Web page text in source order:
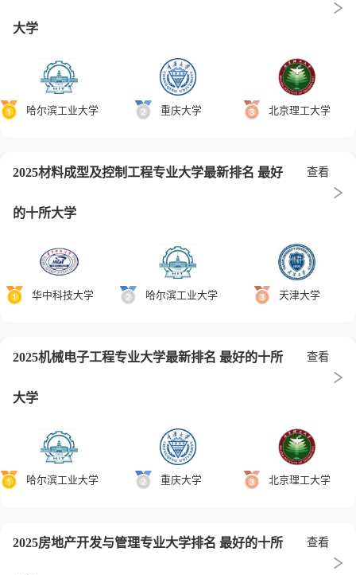
大学
哈尔滨工业大学 重庆大学 北京理工大学
2025材料成型及控制工程专业大学最新排名 最好
的十所大学
查看
华中科技大学 哈尔滨工业大学 天津大学
2025机械电子工程专业大学最新排名 最好的十所
大学
查看
哈尔滨工业大学 重庆大学 北京理工大学
2025房地产开发与管理专业大学排名 最好的十所 查看